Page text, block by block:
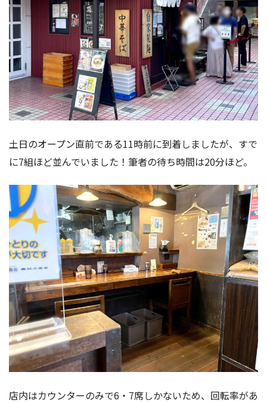
土日のオープン直前である11時前に到着しましたが、すで
に7組ほど並んでいました！筆者の待ち時間は20分ほど。
店内はカウンターのみで6・7席しかないため、回転率があ